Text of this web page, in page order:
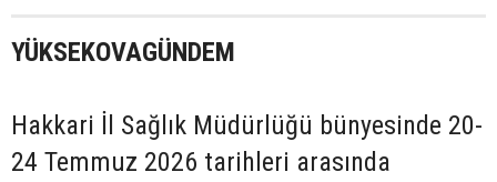
YÜKSEKOVAGÜNDEM
Hakkari İl Sağlık Müdürlüğü bünyesinde 20-
24 Temmuz 2026 tarihleri arasında